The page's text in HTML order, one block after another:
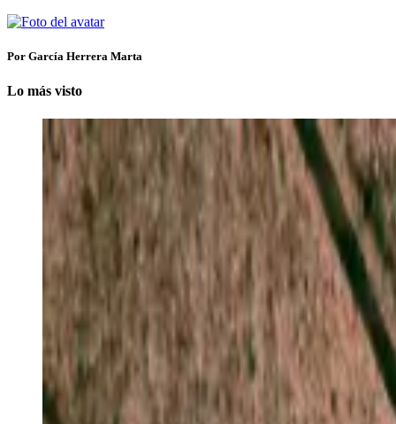
Por García Herrera Marta
Lo más visto